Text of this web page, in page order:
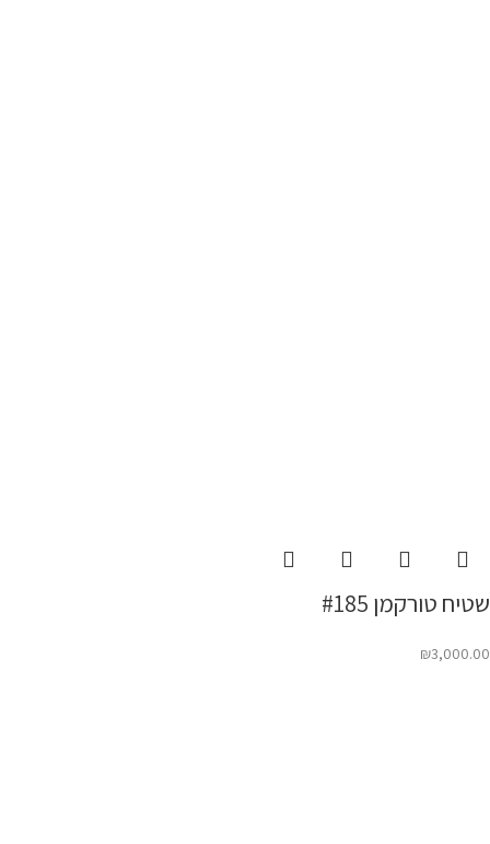
שטיח טורקמן #185
₪3,000.00